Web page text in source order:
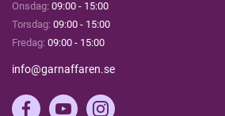
Onsdag: 09:00 - 15:00
Torsdag: 09:00 - 15:00
Fredag: 09:00 - 15:00
info@garnaffaren.se